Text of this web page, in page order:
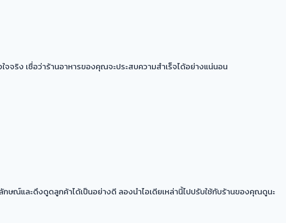
จริง เชื่อว่าร้านอาหารของคุณจะประสบความสำเร็จได้อย่างแน่นอน
ษณ์และดึงดูดลูกค้าได้เป็นอย่างดี ลองนำไอเดียเหล่านี้ไปปรับใช้กับร้านของคุณดูนะ